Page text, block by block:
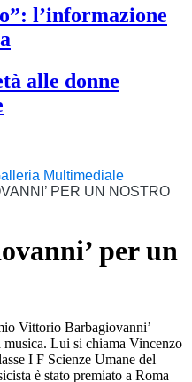
Multimediale
PER UN NOSTRO
musica. Lui si chiama Vincenzo
I F Scienze Umane del
è stato premiato a Roma